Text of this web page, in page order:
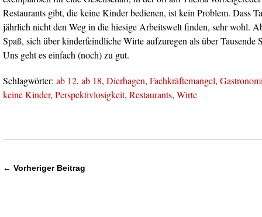
Restaurants gibt, die keine Kinder bedienen, ist kein Problem. Dass
jährlich nicht den Weg in die hiesige Arbeitswelt finden, sehr wohl.
Spaß, sich über kinderfeindliche Wirte aufzuregen als über Tausende
Uns geht es einfach (noch) zu gut.
Schlagwörter: ab 12, ab 18, Dierhagen, Fachkräftemangel,
keine Kinder, Perspektivlosigkeit, Restaurants, Wirte
← Vorheriger Beitrag